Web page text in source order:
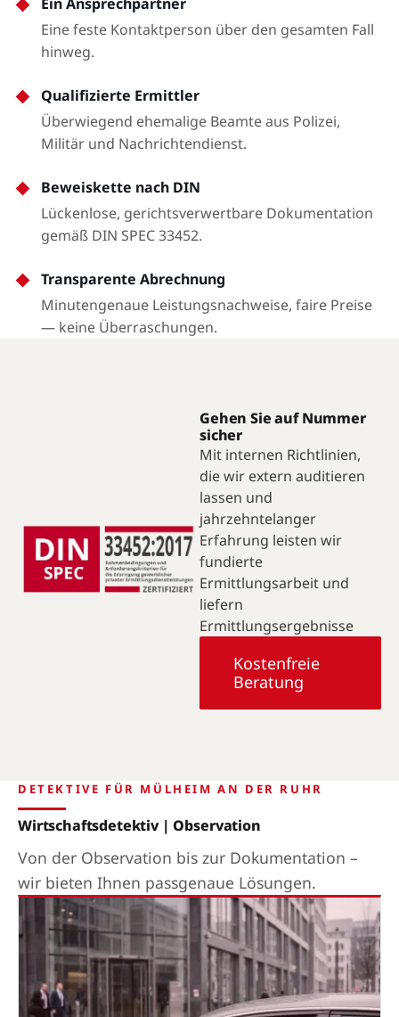
Eine feste Kontaktperson über den gesamten Fall
hinweg.
Qualifizierte Ermittler
Überwiegend ehemalige Beamte aus Polizei,
Militär und Nachrichtendienst.
Beweiskette nach DIN
Lückenlose, gerichtsverwertbare Dokumentation
gemäß DIN SPEC 33452.
Transparente Abrechnung
Minutengenaue Leistungsnachweise, faire Preise
— keine Überraschungen.
Gehen Sie auf Nummer
sicher
Mit internen Richtlinien,
die wir extern auditieren
lassen und
jahrzehntelanger
Erfahrung leisten wir
fundierte
Ermittlungsarbeit und
liefern
Ermittlungsergebnisse
Kostenfreie
Beratung
DETEKTIVE FÜR MÜLHEIM AN DER RUHR
Wirtschaftsdetektiv | Observation
Von der Observation bis zur Dokumentation –
wir bieten Ihnen passgenaue Lösungen.